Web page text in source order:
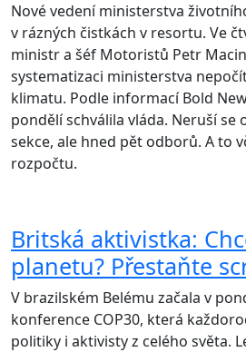
Nové vedení ministerstva
v rázných čistkách v resortu. Ve
ministr a šéf Motoristů Petr
systematizaci ministerstva
klimatu. Podle informací Bold
pondělí schválila vláda. Neruší se
sekce, ale hned pět odborů. A to
rozpočtu.
Britská aktivistka:
planetu? Přestaňte
V brazilském Belému začala v
konference COP30, která
politiky i aktivisty z celého světa.